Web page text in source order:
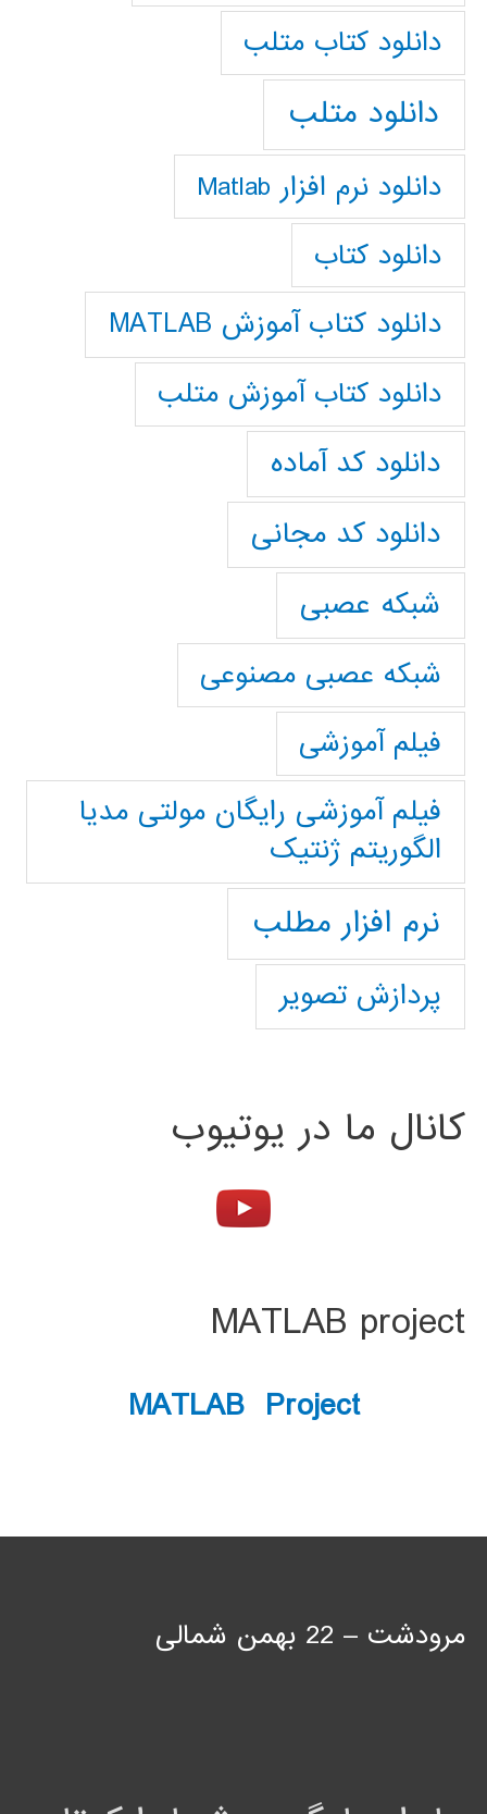
دانلود كتاب متلب
دانلود متلب
دانلود نرم افزار Matlab
دانلود کتاب
دانلود کتاب آموزش MATLAB
دانلود کتاب آموزش متلب
دانلود کد آماده
دانلود کد مجانی
شبکه عصبی
شبکه عصبی مصنوعی
فیلم آموزشی
فیلم آموزشی رایگان مولتی مدیا
الگوریتم ژنتیک
نرم افزار مطلب
پردازش تصویر
کانال ما در یوتیوب
MATLAB project
MATLAB Project
مرودشت – 22 بهمن شمالی